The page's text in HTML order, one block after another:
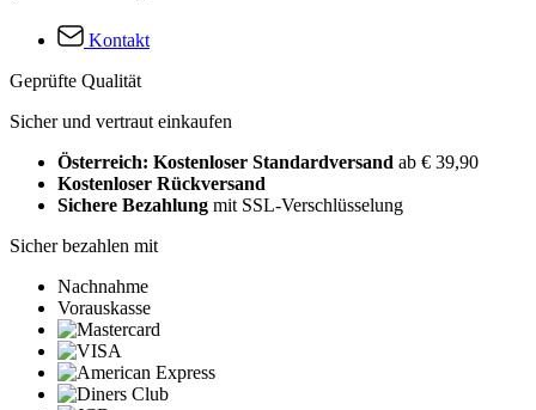
Kontakt
Geprüfte Qualität
Sicher und vertraut einkaufen
Österreich: Kostenloser Standardversand ab € 39,90
Kostenloser Rückversand
Sichere Bezahlung mit SSL-Verschlüsselung
Sicher bezahlen mit
Nachnahme
Vorauskasse